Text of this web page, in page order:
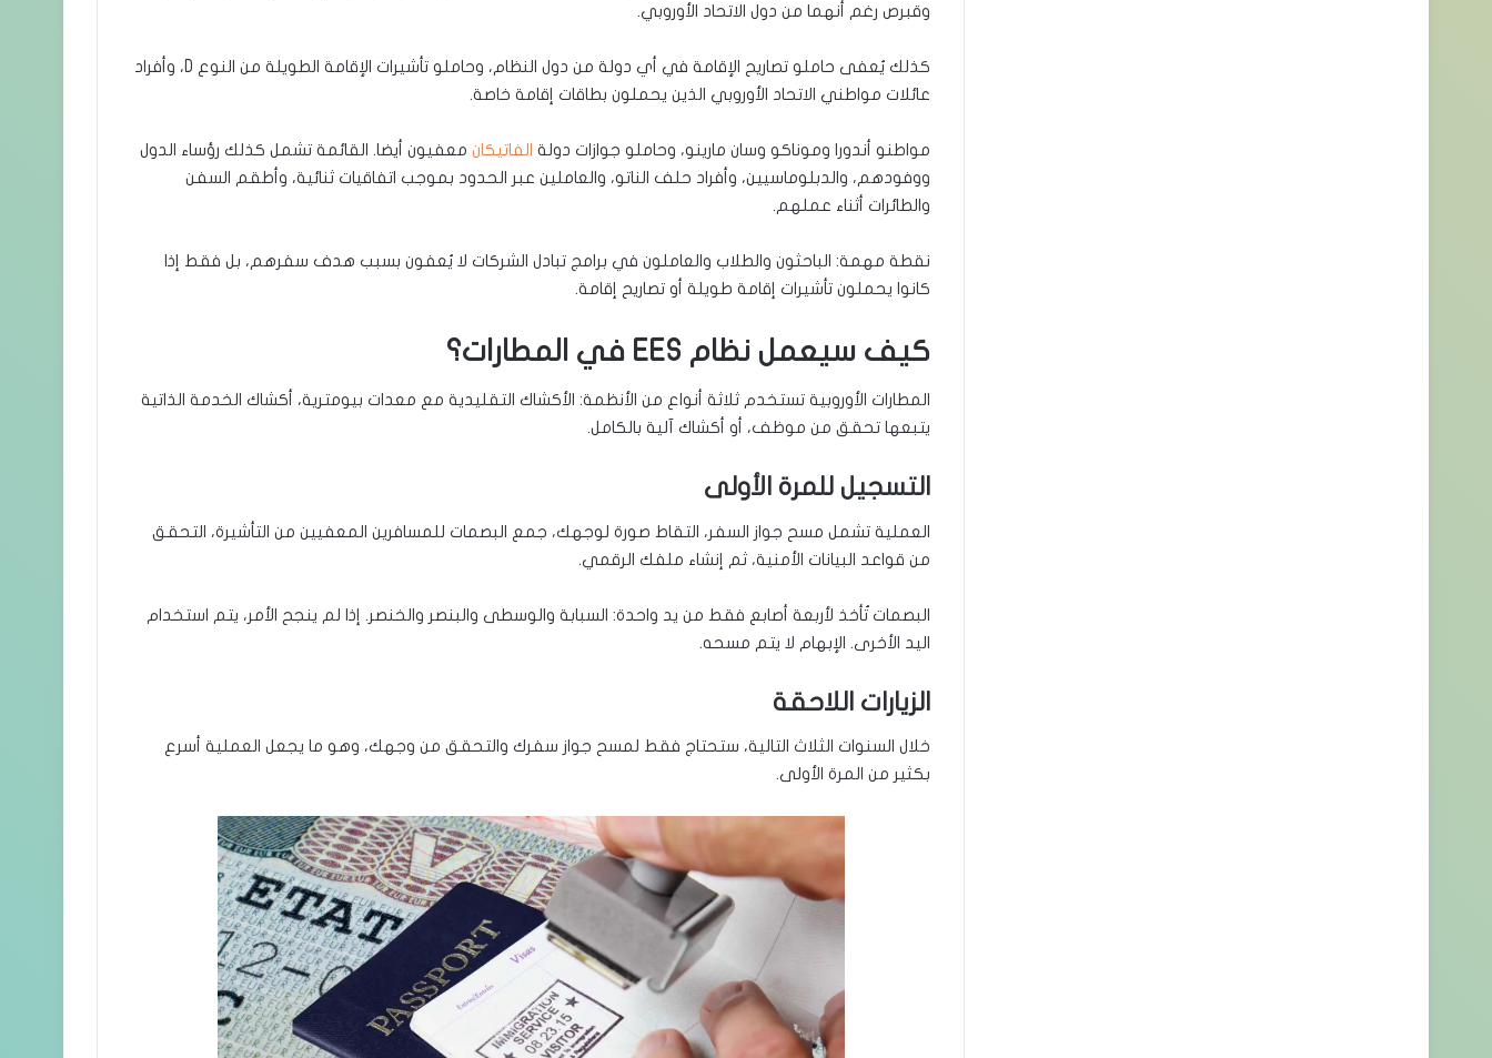
وقبرص رغم أنهما من دول الاتحاد الأوروبي.
كذلك يُعفى حاملو تصاريح الإقامة في أي دولة من دول النظام، وحاملو تأشيرات الإقامة الطويلة من النوع D، وأفراد
عائلات مواطني الاتحاد الأوروبي الذين يحملون بطاقات إقامة خاصة.
مواطنو أندورا وموناكو وسان مارينو، وحاملو جوازات دولة الفاتيكان معفيون أيضا. القائمة تشمل كذلك رؤساء الدول
ووفودهم، والدبلوماسيين، وأفراد حلف الناتو، والعاملين عبر الحدود بموجب اتفاقيات ثنائية، وأطقم السفن
والطائرات أثناء عملهم.
نقطة مهمة: الباحثون والطلاب والعاملون في برامج تبادل الشركات لا يُعفون بسبب هدف سفرهم، بل فقط إذا
كانوا يحملون تأشيرات إقامة طويلة أو تصاريح إقامة.
كيف سيعمل نظام EES في المطارات؟
المطارات الأوروبية تستخدم ثلاثة أنواع من الأنظمة: الأكشاك التقليدية مع معدات بيومترية، أكشاك الخدمة الذاتية
يتبعها تحقق من موظف، أو أكشاك آلية بالكامل.
التسجيل للمرة الأولى
العملية تشمل مسح جواز السفر، التقاط صورة لوجهك، جمع البصمات للمسافرين المعفيين من التأشيرة، التحقق
من قواعد البيانات الأمنية، ثم إنشاء ملفك الرقمي.
البصمات تُأخذ لأربعة أصابع فقط من يد واحدة: السبابة والوسطى والبنصر والخنصر. إذا لم ينجح الأمر، يتم استخدام
اليد الأخرى. الإبهام لا يتم مسحه.
الزيارات اللاحقة
خلال السنوات الثلاث التالية، ستحتاج فقط لمسح جواز سفرك والتحقق من وجهك، وهو ما يجعل العملية أسرع
بكثير من المرة الأولى.